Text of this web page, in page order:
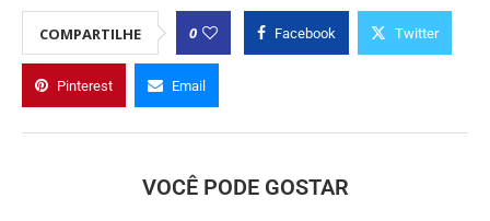
COMPARTILHE 0 Facebook Twitter
Pinterest Email
VOCÊ PODE GOSTAR